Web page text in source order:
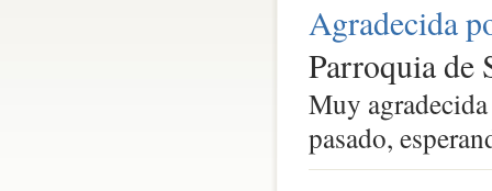
Agradecida
Parroquia de
Muy
pasado,